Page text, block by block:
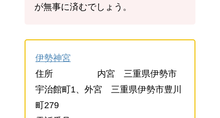
が無事に済むでしょう。
伊勢神宮
住所 内宮 三重県伊勢市
宇治館町1、外宮 三重県伊勢市豊川
町279